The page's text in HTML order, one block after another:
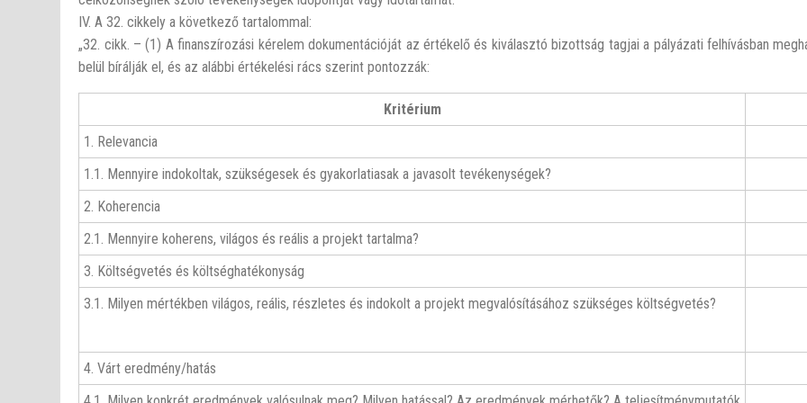
IV. A 32. cikkely a következő tartalommal:
„32. cikk. – (1) A finanszírozási kérelem dokumentációját az értékelő és kiválasztó bizottság tagjai a pályázati felhívásban
belül bírálják el, és az alábbi értékelési rács szerint pontozzák:
Kritérium
1. Relevancia
1.1. Mennyire indokoltak, szükségesek és gyakorlatiasak a javasolt tevékenységek?
2. Koherencia
2.1. Mennyire koherens, világos és reális a projekt tartalma?
3. Költségvetés és költséghatékonyság
3.1. Milyen mértékben világos, reális, részletes és indokolt a projekt megvalósításához szükséges költségvetés?
4. Várt eredmény/hatás